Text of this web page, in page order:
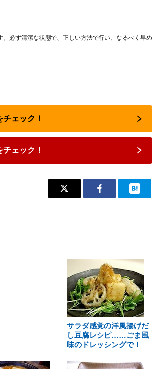
必ず清潔な状態で、正しい方法で行い、なるべく早め
ェック！
ェック！
サラダ感覚の洋風揚げだ
し豆腐レシピ……ごま風
味のドレッシングで！